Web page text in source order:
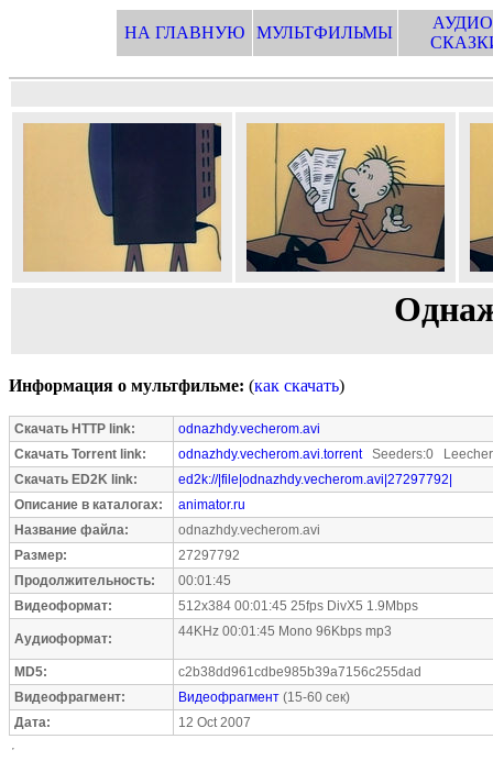
НА ГЛАВНУЮ МУЛЬТФИЛЬМЫ
Информация о мультфильме: (как скачать)
Скачать HTTP link:
odnazhdy.vecherom.avi
Скачать Torrent link:
odnazhdy.vecherom.avi.torrentSeeders:0
Скачать ED2K link:
ed2k://|file|odnazhdy.vecherom.avi|27297792|
Описание в каталогах:
animator.ru
Название файла:
odnazhdy.vecherom.avi
Размер:
27297792
Продолжительность:
00:01:45
Видеоформат:
512x384 00:01:45 25fps DivX5 1.9Mbps
Аудиоформат: 44KHz 00:01:45 Mono 96Kbps mp3
MD5:
c2b38dd961cdbe985b39a7156c255dad
Видеофрагмент:
Видеофрагмент (15-60 сек)
Дата:
12 Oct 2007